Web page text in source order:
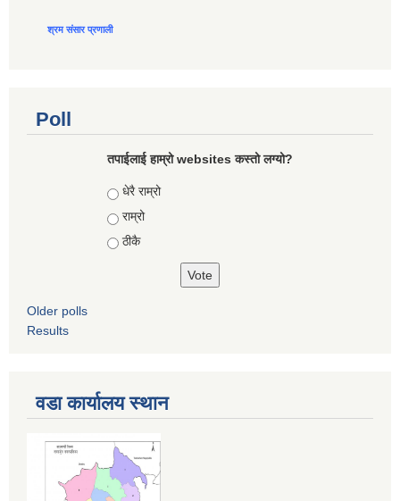
श्रम संसार प्रणाली
Poll
तपाईलाई हाम्रो websites कस्तो लग्यो?
Choices
धेरै राम्रो
राम्रो
ठीकै
Older polls
Results
वडा कार्यालय स्थान